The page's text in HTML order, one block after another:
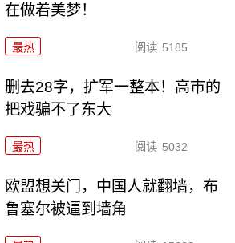
在做着美梦！
最热 阅读 5185
删去28字，扩军一整本！高市的
把戏骗不了东大
最热 阅读 5032
欧盟想关门，中国人就翻墙，布
鲁塞尔被逼到墙角